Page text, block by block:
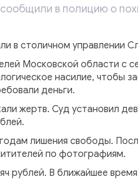
в полицию о
в столичном управлении
Московской области с
насилие, чтобы
деньги.
жертв. Суд установил
лишения свободы.
по фотографиям.
рублей. В ближайшее